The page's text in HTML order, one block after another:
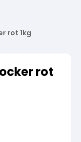
rot 1kg
rot